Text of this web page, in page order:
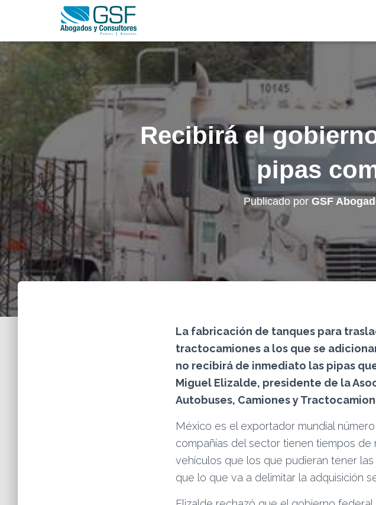
Recibirá el
pipas
Publicado por GSF
La fabricación de tanques para
tractocamiones a los que se
no recibirá de inmediato las pipas
Miguel Elizalde, presidente de la
Autobuses, Camiones y
México es el exportador mundial
compañías del sector tienen tiempos
vehículos que los que pudieran tener
que lo que va a delimitar la adquisición